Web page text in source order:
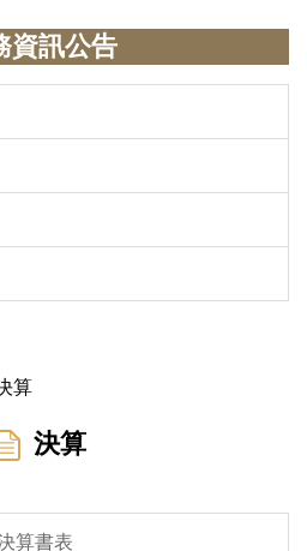
資訊公告
算
決算
算書表